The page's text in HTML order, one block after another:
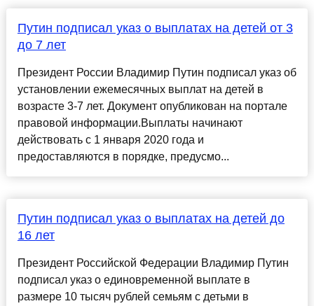
Путин подписал указ о выплатах на детей от 3
до 7 лет
Президент России Владимир Путин подписал указ об
установлении ежемесячных выплат на детей в
возрасте 3-7 лет. Документ опубликован на портале
правовой информации.Выплаты начинают
действовать с 1 января 2020 года и
предоставляются в порядке, предусмо...
Путин подписал указ о выплатах на детей до
16 лет
Президент Российской Федерации Владимир Путин
подписал указ о единовременной выплате в
размере 10 тысяч рублей семьям с детьми в